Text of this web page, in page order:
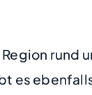
rund
es